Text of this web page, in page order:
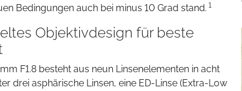
Bedingungen auch bei minus 10 Grad stand. 1
Objektivdesign für beste
F1.8 besteht aus neun Linsenelementen in acht
drei asphärische Linsen, eine ED-Linse (Extra-Low